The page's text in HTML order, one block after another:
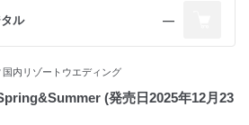
ル ―
国内リゾートウエディング
(発売日2025年12月23